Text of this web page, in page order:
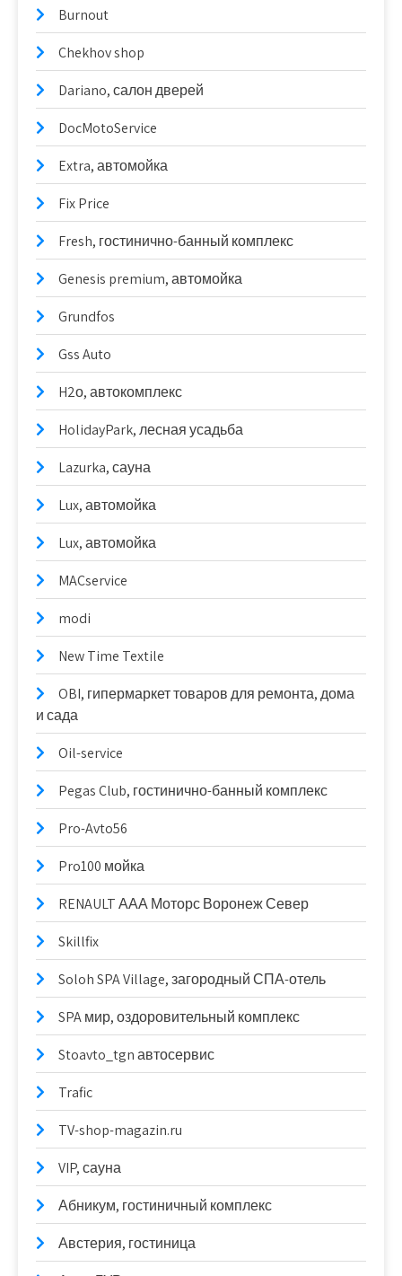
Burnout
Chekhov shop
Dariano, салон дверей
DocMotoService
Extra, автомойка
Fix Price
Fresh, гостинично-банный комплекс
Genesis premium, автомойка
Grundfos
Gss Auto
H2о, автокомплекс
HolidayPark, лесная усадьба
Lazurka, сауна
Lux, автомойка
Lux, автомойка
MACservice
modi
New Time Textile
OBI, гипермаркет товаров для ремонта, дома
и сада
Oil-service
Pegas Club, гостинично-банный комплекс
Pro-Avto56
Pro100 мойка
RENAULT ААА Моторс Воронеж Север
Skillfix
Soloh SPA Village, загородный СПА-отель
SPA мир, оздоровительный комплекс
Stoavto_tgn автосервис
Trafic
TV-shop-magazin.ru
VIP, сауна
Абникум, гостиничный комплекс
Австерия, гостиница